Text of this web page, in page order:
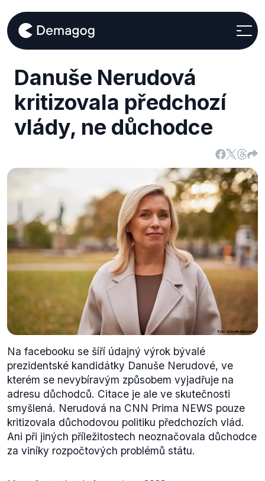
Danuše Nerudová
kritizovala předchozí
vlády, ne důchodce
Na facebooku se šíří údajný výrok bývalé
prezidentské kandidátky Danuše Nerudové, ve
kterém se nevybíravým způsobem vyjadřuje na
adresu důchodců. Citace je ale ve skutečnosti
smyšlená. Nerudová na CNN Prima NEWS pouze
kritizovala důchodovou politiku předchozích vlád.
Ani při jiných příležitostech neoznačovala důchodce
za viníky rozpočtových problémů státu.